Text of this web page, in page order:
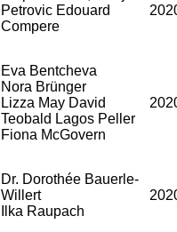
Petrovic Edouard
Compere
Eva Bentcheva
Nora Brünger
Lizza May David
Teobald Lagos Peller
Fiona McGovern
Dr. Dorothée Bauerle-
Willert
Ilka Raupach